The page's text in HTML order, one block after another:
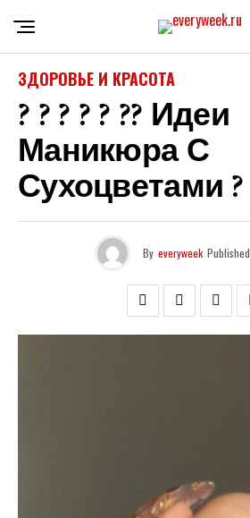
ЗДОРОВЬЕ И КРАСОТА
? ? ? ? ? ?? Идеи
Маникюра С
Сухоцветами ?
By everyweek Published